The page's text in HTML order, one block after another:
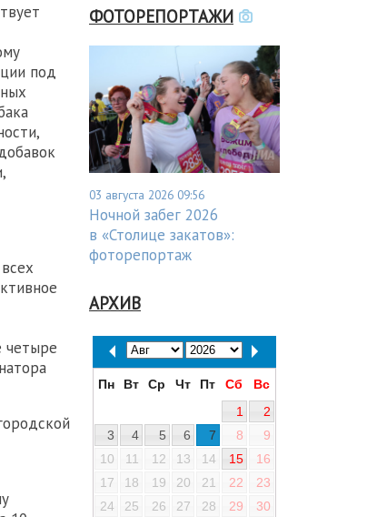
под
четыре
ФОТОРЕПОРТАЖИ
03 августа 2026 09:56
Ночной забег 2026
в «Столице закатов»:
фоторепортаж
АРХИВ
Пн Вт Ср Чт Пт Сб
Вс
1
2
3
4 5 6 7 8
9
10
11 12 13 14 15
16
17
18 19 20 21 22
23
24
25 26 27 28 29
30